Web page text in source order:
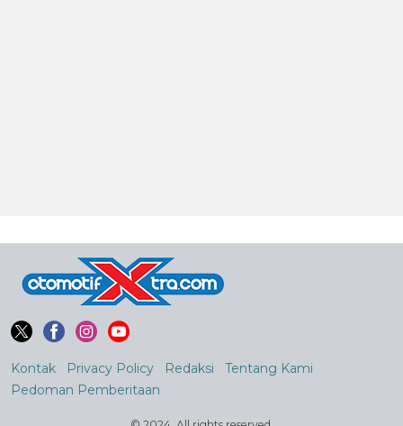
Kontak Privacy Policy Redaksi
Tentang Kami
Pedoman Pemberitaan